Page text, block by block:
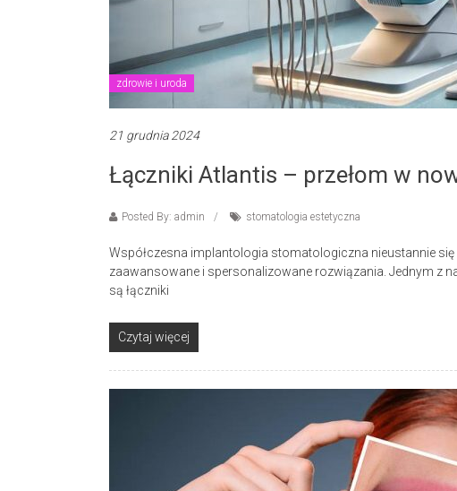
zdrowie i uroda
21 grudnia 2024
Łączniki Atlantis – przełom w
Posted By: admin stomatologia estetyczna
Współczesna implantologia stomatologiczna nieustannie
zaawansowane i spersonalizowane rozwiązania. Jednym z
są łączniki
Czytaj więcej